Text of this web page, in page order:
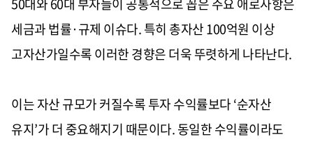
50대와 60대 부자들이 공통적으로 꼽은 주요 애로사항은
세금과 법률·규제 이슈다. 특히 총자산 100억원 이상
고자산가일수록 이러한 경향은 더욱 뚜렷하게 나타난다.
이는 자산 규모가 커질수록 투자 수익률보다 ‘순자산
유지’가 더 중요해지기 때문이다. 동일한 수익률이라도